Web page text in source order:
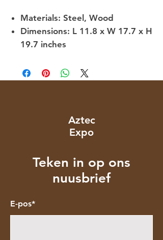
Materials: Steel, Wood
Dimensions: L 11.8 x W 17.7 x H
19.7 inches
Aztec
Expo
Teken in op ons
nuusbrief
E-pos*